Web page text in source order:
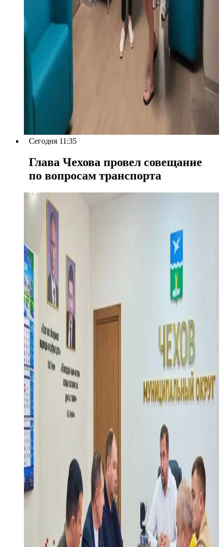
Сегодня 11:35
Глава Чехова провел совещание
по вопросам транспорта